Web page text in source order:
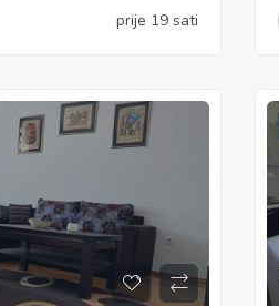
prije 19 sati